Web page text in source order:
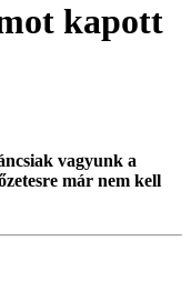
kapott
vagyunk a
már nem kell